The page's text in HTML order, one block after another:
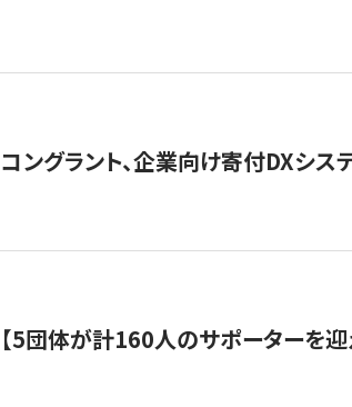
コングラント、企業向け寄付DXシ
【5団体が計160人のサポーターを